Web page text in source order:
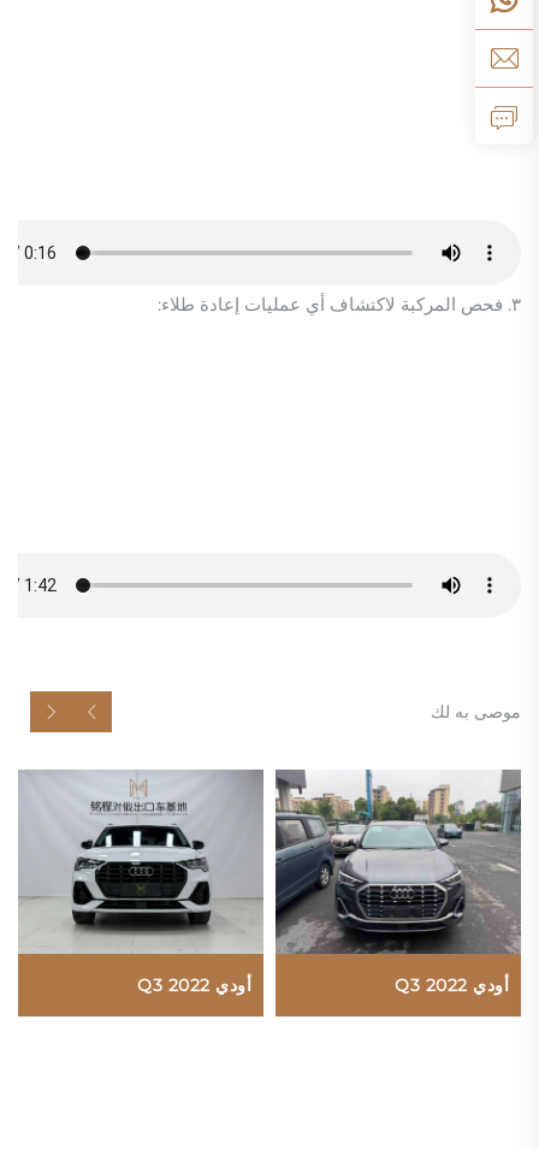
٣. فحص المركبة لاكتشاف أي عمليات إعادة طلاء:
موصى به لك
أودي Q3 2022 أودي Q3 2022